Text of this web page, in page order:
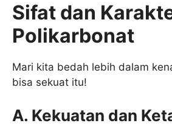
Sifat dan
Polikarbonat
Mari kita bedah lebih dalam
bisa sekuat itu!
A. Kekuatan dan